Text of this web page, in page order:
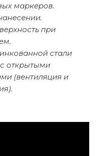
маркеров.
при
стали
открытыми
(вентиляция и